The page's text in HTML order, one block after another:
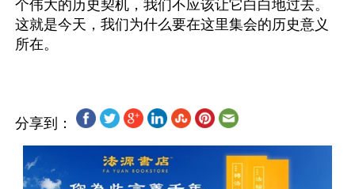
个伟大的历史契机，我们不应该让它白白地过去。
这就是今天，我们为什么要在这里集会的历史意义
分享到：